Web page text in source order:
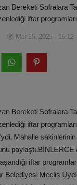
Bereketi Sofralara
iftar
Mar 25, 2025 - 15:12
Bereketi Sofralara
iftar
Mahalle
iftar
Belediyesi Meclis